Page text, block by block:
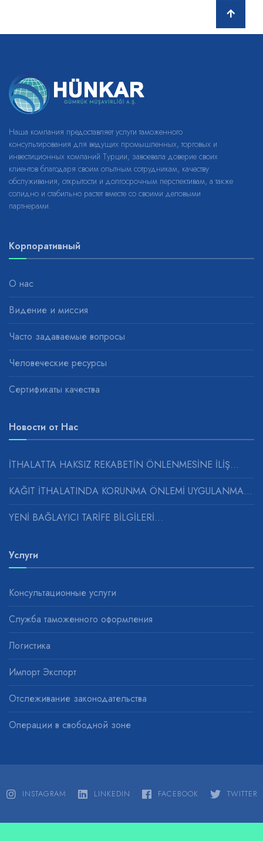
Наша компания предоставляет услуги таможенного
консультирования для ведущих промышленных, торговых и
инвестиционных компаний Турции, завоевала доверие своих
клиентов благодаря своим опытным сотрудникам, качеству
обслуживания, открытости и долгосрочным перспективам, а также
солидно и стабильно растет вместе со своими деловыми
партнерами.
Корпоративный
О нас
Видение и миссия
Часто задаваемые вопросы
Человеческие ресурсы
Сертификаты качества
Новости от Нас
İTHALATTA HAKSIZ REKABETİN ÖNLENMESİNE İLİŞ...
KAĞIT İTHALATINDA KORUNMA ÖNLEMİ UYGULANMASINA...
YENİ BAĞLAYICI TARİFE BİLGİLERİ...
Услуги
Консультационные услуги
Служба таможенного оформления
Логистика
Импорт Экспорт
Отслеживание законодательства
Операции в свободной зоне
INSTAGRAM LINKEDIN FACEBOOK TWITTER